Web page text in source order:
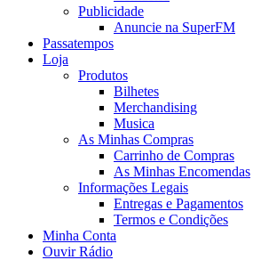
Publicidade
Anuncie na SuperFM
Passatempos
Loja
Produtos
Bilhetes
Merchandising
Musica
As Minhas Compras
Carrinho de Compras
As Minhas Encomendas
Informações Legais
Entregas e Pagamentos
Termos e Condições
Minha Conta
Ouvir Rádio